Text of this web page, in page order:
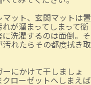
ット、玄関マットは置
が溜まってしまって衛
洗濯するのは面倒。そ
れたらその都度拭き取
にかけて干しましょ
ローゼットへしまえば